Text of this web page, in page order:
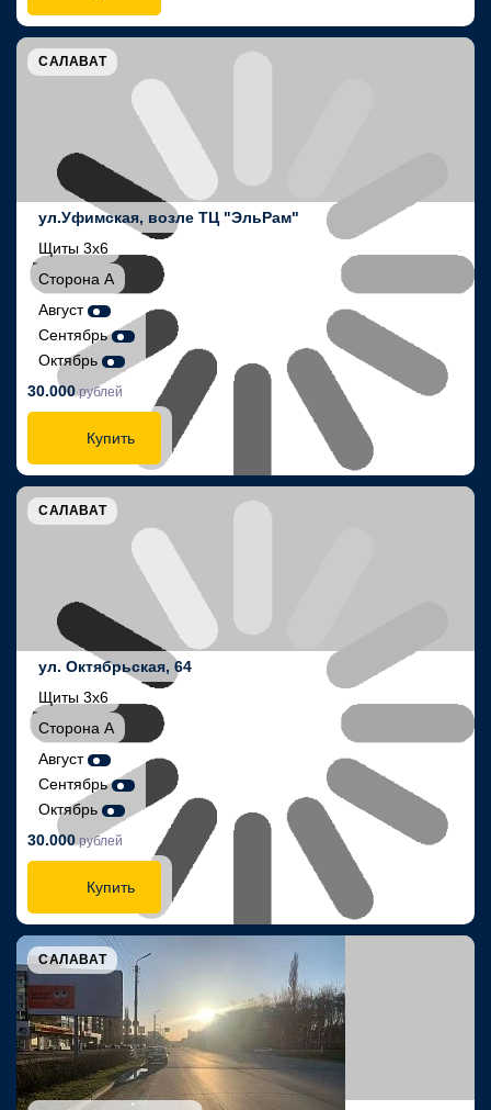
САЛАВАТ
ул.Уфимская, возле ТЦ "ЭльРам"
Щиты 3х6
Сторона А
Август
Сентябрь
Октябрь
30.000рублей
Купить
САЛАВАТ
ул. Октябрьская, 64
Щиты 3х6
Сторона А
Август
Сентябрь
Октябрь
30.000рублей
Купить
САЛАВАТ